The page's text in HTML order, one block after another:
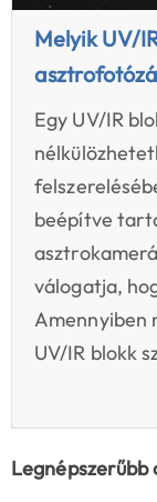
Melyik UV/
Egy UV/IR
beépítve
válogatja,
Amennyiben
UV/IR blokk
Legnépszerűbb